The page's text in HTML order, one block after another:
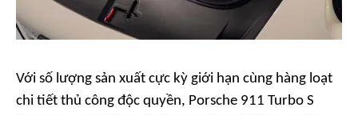
Với số lượng sản xuất cực kỳ giới hạn cùng hàng loạt
chi tiết thủ công độc quyền, Porsche 911 Turbo S